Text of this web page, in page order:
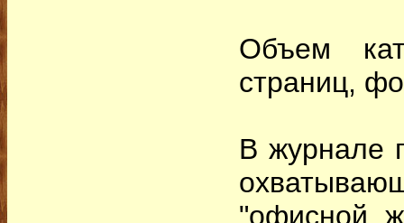
Объем
страниц,
В журнале
"офисной